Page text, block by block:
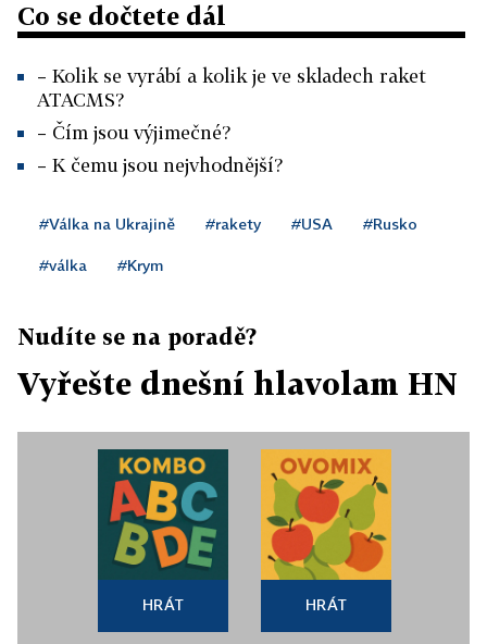
Co se dočtete dál
– Kolik se vyrábí a kolik je ve skladech raket
ATACMS?
– Čím jsou výjimečné?
– K čemu jsou nejvhodnější?
#Válka na Ukrajině #rakety #USA #Rusko
#válka #Krym
Nudíte se na poradě?
Vyřešte dnešní hlavolam HN
HRÁT HRÁT